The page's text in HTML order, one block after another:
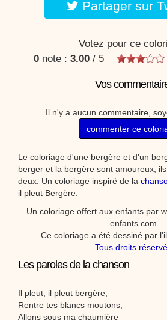
Partager sur
Votez pour ce
0 note : 3.00 / 5
Vos
Il n'y a aucun commentaire,
commenter ce
Le coloriage d'une bergère et d'un
berger et la bergère sont amoureux,
deux. Un coloriage inspiré de la
il pleut Bergère.
Un coloriage offert aux enfants par
enfants.com.
Ce coloriage a été dessiné par
Tous droits
Les paroles de la chanson
Il pleut, il pleut bergère,
Rentre tes blancs moutons,
Allons sous ma chaumière